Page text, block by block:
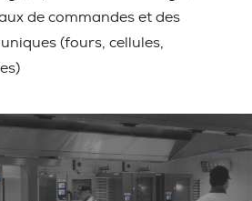
de commandes et des
(fours, cellules,